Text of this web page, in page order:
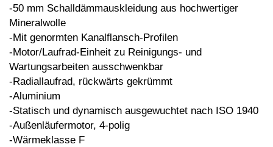
-50 mm Schalldämmauskleidung aus hochwertiger
Mineralwolle
-Mit genormten Kanalflansch-Profilen
-Motor/Laufrad-Einheit zu Reinigungs- und
Wartungsarbeiten ausschwenkbar
-Radiallaufrad, rückwärts gekrümmt
-Aluminium
-Statisch und dynamisch ausgewuchtet nach ISO 1940
-Außenläufermotor, 4-polig
-Wärmeklasse F